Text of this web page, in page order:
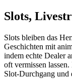
Slots,
Slots bleiben das
Geschichten mit
indem echte Dealer
oft vermissen
Slot-Durchgang und